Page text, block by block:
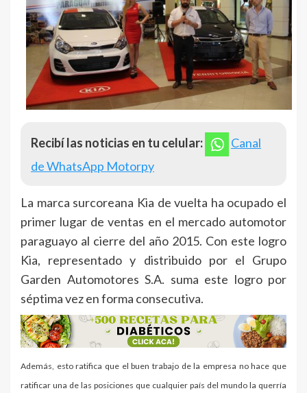
Recibí las noticias en tu celular:
Canal
de WhatsApp Motorpy
La marca surcoreana Kia de vuelta ha ocupado el
primer lugar de ventas en el mercado automotor
paraguayo al cierre del año 2015. Con este logro
Kia, representado y distribuido por el Grupo
Garden Automotores S.A. suma este logro por
séptima vez en forma consecutiva.
Además, esto ratifica que el buen trabajo de la empresa no hace que
ratificar una de las posiciones que cualquier país del mundo la querría